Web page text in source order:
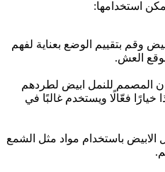
استخدامها:
وقم بتقييم الوضع بعناية لفهم
العش.
المصمم للنمل ابيض لطردهم
فعّالًا ويستخدم غالبًا في
باستخدام مواد مثل الشمع